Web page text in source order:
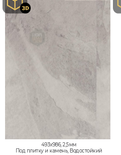
493x986, 2,5мм
Под плитку и камень, Водостойкий